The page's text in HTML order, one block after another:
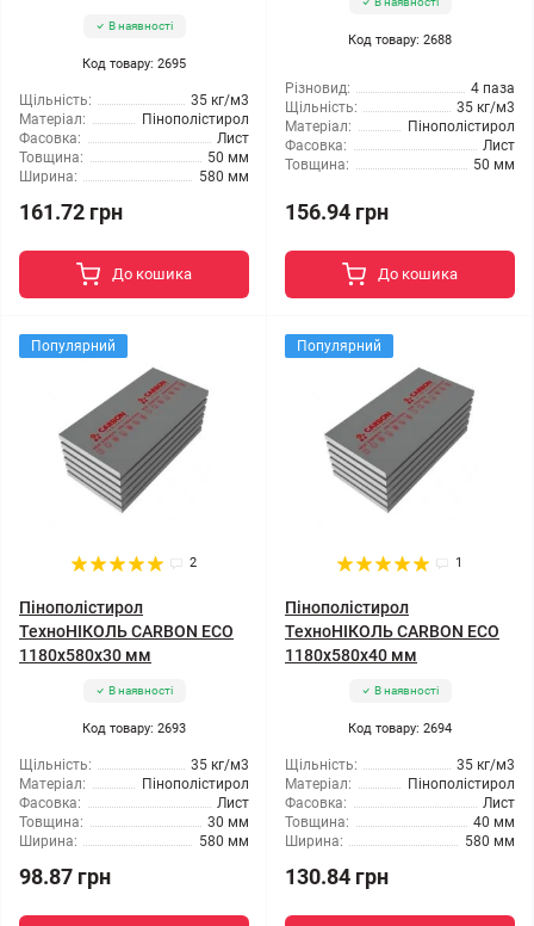
В наявності
Код товару: 2695
Щільність:
35 кг/м3
Матеріал:
Пінополістирол
Фасовка:
Лист
Товщина:
50 мм
Ширина:
580 мм
161.72 грн
До кошика
Код товару: 2688
Різновид:
4 паза
Щільність:
35 кг/м3
Матеріал:
Пінополістирол
Фасовка:
Лист
Товщина:
50 мм
156.94 грн
До кошика
Популярний
2
Пінополістирол
ТехноНІКОЛЬ CARBON ECO
1180x580x30 мм
В наявності
Код товару: 2693
Щільність:
35 кг/м3
Матеріал:
Пінополістирол
Фасовка:
Лист
Товщина:
30 мм
Ширина:
580 мм
98.87 грн
Популярний
1
Пінополістирол
ТехноНІКОЛЬ CARBON ECO
1180x580x40 мм
В наявності
Код товару: 2694
Щільність:
35 кг/м3
Матеріал:
Пінополістирол
Фасовка:
Лист
Товщина:
40 мм
Ширина:
580 мм
130.84 грн